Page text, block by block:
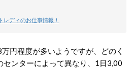
レディのお仕事情報！
円程度が多いようですが、どのく
センターによって異なり、1日3,00